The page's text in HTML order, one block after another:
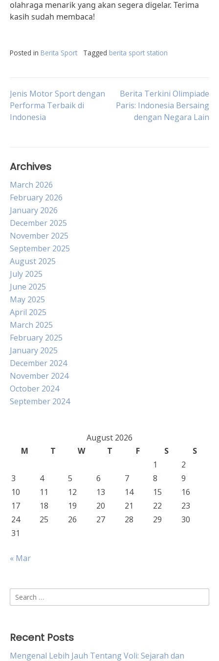
olahraga menarik yang akan segera digelar. Terima
kasih sudah membaca!
Posted in Berita Sport Tagged berita sport station
Post
navigation
Jenis Motor Sport dengan
Performa Terbaik di
Indonesia
Berita Terkini Olimpiade
Paris: Indonesia Bersaing
dengan Negara Lain
Archives
March 2026
February 2026
January 2026
December 2025
November 2025
September 2025
August 2025
July 2025
June 2025
May 2025
April 2025
March 2025
February 2025
January 2025
December 2024
November 2024
October 2024
September 2024
August 2026
M
T W T F S
S
1
2
3
4 5 6 7 8
9
10
11 12 13 14 15
16
17
18 19 20 21 22
23
24
25 26 27 28 29
30
31
« Mar
Search
for:
Recent Posts
Mengenal Lebih Jauh Tentang Voli: Sejarah dan